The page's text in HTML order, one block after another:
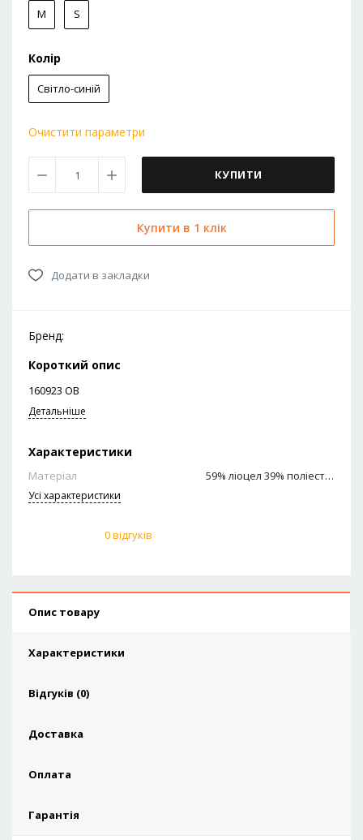
Бренд:
Короткий опис
160923 ОВ
Детальніше
Характеристики
Матеріал 59% ліоцел 39% поліестер 2% еластан
Усi характеристики
0 відгуків
M S
Колір
Світло-синій
Очистити параметри
КУПИТИ
Купити в 1 клік
Додати в закладки
Опис товару
Характеристики
Відгуків (0)
Доставка
Оплата
Гарантія